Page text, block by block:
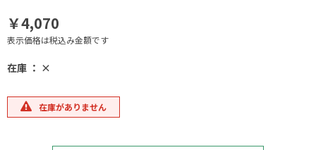
￥4,070
表示価格は税込み金額です
在庫 ： ×
在庫がありません